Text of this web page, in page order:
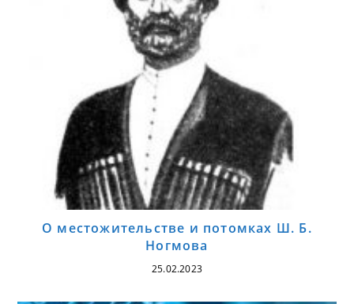
О местожительстве и потомках Ш. Б.
Ногмова
25.02.2023